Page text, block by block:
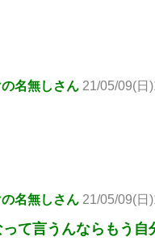
名無しさん 21/05/09(日
名無しさん 21/05/09(日
て言うんならもう自